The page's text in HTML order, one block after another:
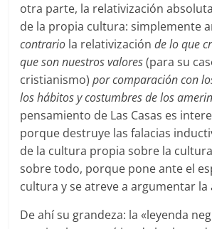
otra parte, la relativización
de la propia cultura: simplemente
contrario la relativizaciónde lo que
que son nuestros valores(para su
cristianismo)por comparación con
los hábitos y costumbres de los
pensamiento de Las Casas es
porque destruye las falacias
de la cultura propia sobre la
sobre todo, porque pone ante el
cultura y se atreve a argumentar
De ahí su grandeza: la «leyenda